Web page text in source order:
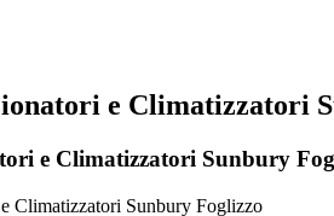
e Climatizzatori
e Climatizzatori Sunbury